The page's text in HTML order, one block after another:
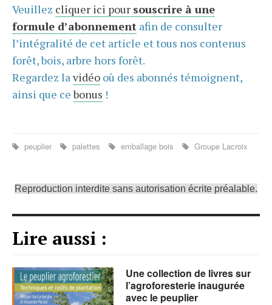
Veuillez cliquer ici pour souscrire à une
formule d’abonnement afin de consulter
l’intégralité de cet article et tous nos contenus
forêt, bois, arbre hors forêt.
Regardez lavidéo où des abonnés témoignent,
ainsi que cebonus !
peuplier palettes emballage bois Groupe Lacroix
Reproduction interdite sans autorisation écrite préalable.
Lire aussi :
Une collection de livres sur
l’agroforesterie inaugurée
avec le peuplier